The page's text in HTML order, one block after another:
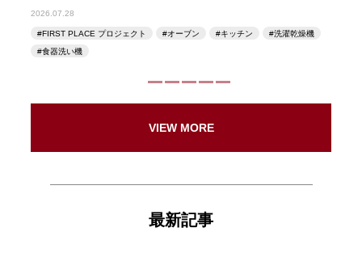
2026.07.28
FIRST PLACE プロジェクト オーブン キッチン
洗濯乾燥機
食器洗い機
VIEW MORE
最新記事